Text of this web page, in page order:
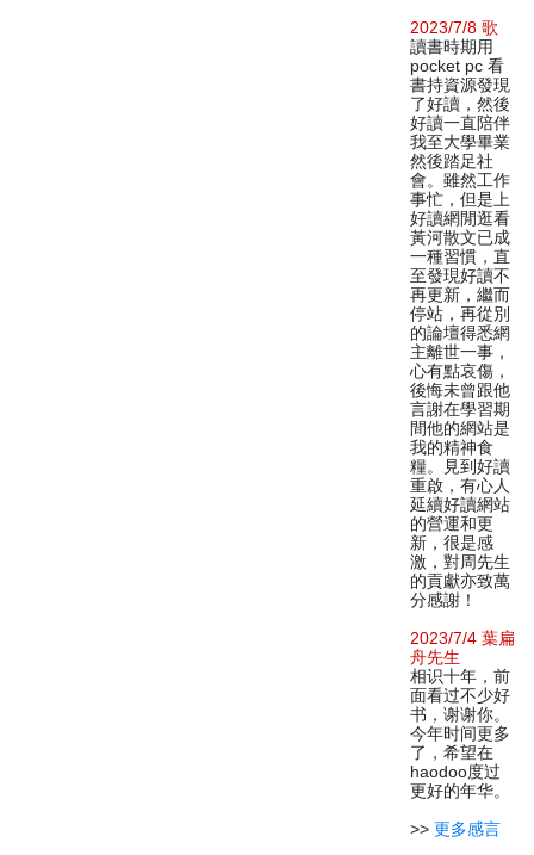
2023/7/8 歌
讀書時期用
pocket pc 看
書持資源發現
了好讀，然後
好讀一直陪伴
我至大學畢業
然後踏足社
會。雖然工作
事忙，但是上
好讀網閒逛看
黃河散文已成
一種習慣，直
至發現好讀不
再更新，繼而
停站，再從別
的論壇得悉網
主離世一事，
心有點哀傷，
後悔未曾跟他
言謝在學習期
間他的網站是
我的精神食
糧。見到好讀
重啟，有心人
延續好讀網站
的營運和更
新，很是感
激，對周先生
的貢獻亦致萬
分感謝！
2023/7/4 葉扁
舟先生
相识十年，前
面看过不少好
书，谢谢你。
今年时间更多
了，希望在
haodoo度过
更好的年华。
>> 更多感言